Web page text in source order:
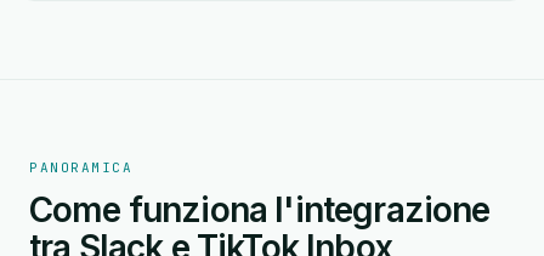
PANORAMICA
Come funziona l'integrazione
tra Slack e TikTok Inbox